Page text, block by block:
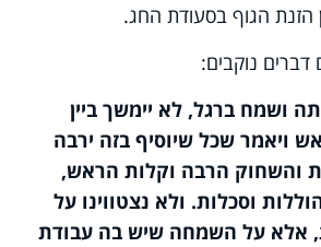
הזנת הגוף בסעודת החג.
נוקבים:
ושמח ברגל, לא יימשך ביין
ויאמר שכל שיוסיף בזה ירבה
והשחוק הרבה וקלות הראש,
וסכלות. ולא נצטווינו על
אלא על השמחה שיש בה עבודת